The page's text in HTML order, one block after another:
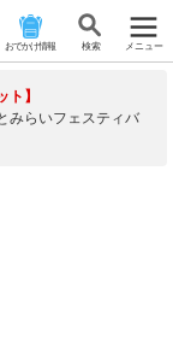
おでかけ情報 検 索 メニュー
ト】
みらいフェスティバ